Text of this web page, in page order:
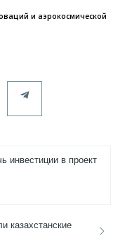
и аэрокосмической
инвестиции в проект
казахстанские